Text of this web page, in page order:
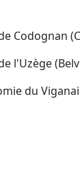
Codognan
l'Uzège
du